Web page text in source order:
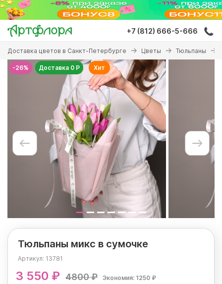
Перейти
основному
содержанию
+7 (812) 666-5-666
Вы
здесь
Доставка цветов в Санкт-Петербурге Цветы Тюльпаны
-26% Доставка 0 Р Хит
Тюльпаны микс в сумочке
Артикул: 13781
3 550 ₽ 4800 ₽ Экономия: 1250 ₽